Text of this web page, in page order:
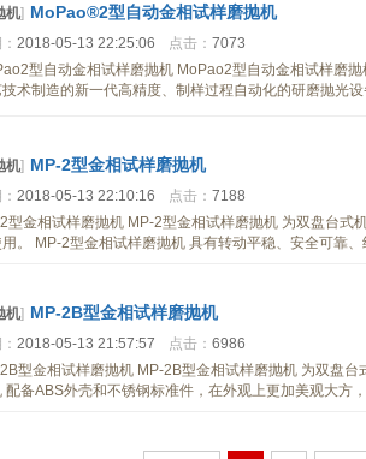
机] MoPao®2型自动金相试样磨抛机
2018-05-13 22:25:06 点击： 7073
型自动金相试样磨抛机 MoPao2型自动金相试样磨
术制造的新一代高精度、制样过程自动化的研磨抛光
机] MP-2型金相试样磨抛机
2018-05-13 22:10:16 点击： 7188
型金相试样磨抛机 MP-2型金相试样磨抛机 为双盘台式
。 MP-2型金相试样磨抛机 具有转动平稳、安全可靠
机] MP-2B型金相试样磨抛机
2018-05-13 21:57:57 点击： 6986
型金相试样磨抛机 MP-2B型金相试样磨抛机 为双盘
配备ABS外壳和不锈钢标准件，在外观上更加美观大方